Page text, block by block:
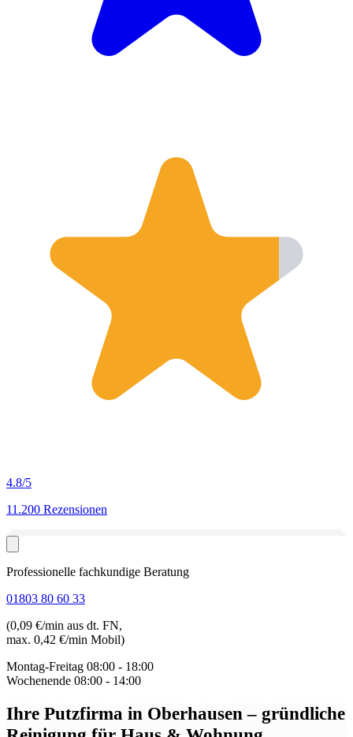
4.8/5
11.200 Rezensionen
Professionelle fachkundige Beratung
01803 80 60 33
(0,09 €/min aus dt. FN,
max. 0,42 €/min Mobil)
Montag-Freitag 08:00 - 18:00
Wochenende 08:00 - 14:00
Ihre Putzfirma in Oberhausen– gründliche